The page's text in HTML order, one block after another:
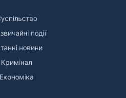
події
новини
Кримінал
Економіка